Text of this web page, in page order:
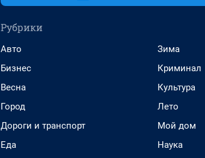
Рубрики
Авто
Бизнес
Весна
Город
Дороги и транспорт
Еда
Зима
Криминал
Культура
Лето
Мой дом
Наука